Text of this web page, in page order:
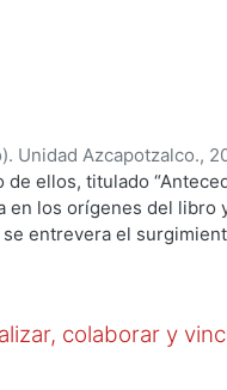
Unidad Azcapotzalco.,
ellos, titulado
en los orígenes del libro
entrevera el
los conceptos que
modelos del
siguiente sección se
colaborar y